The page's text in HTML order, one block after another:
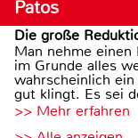
Patos
Die große
Man nehme einen
im Grunde alles
wahrscheinlich
gut klingt. Es sei
>> Mehr erfahren